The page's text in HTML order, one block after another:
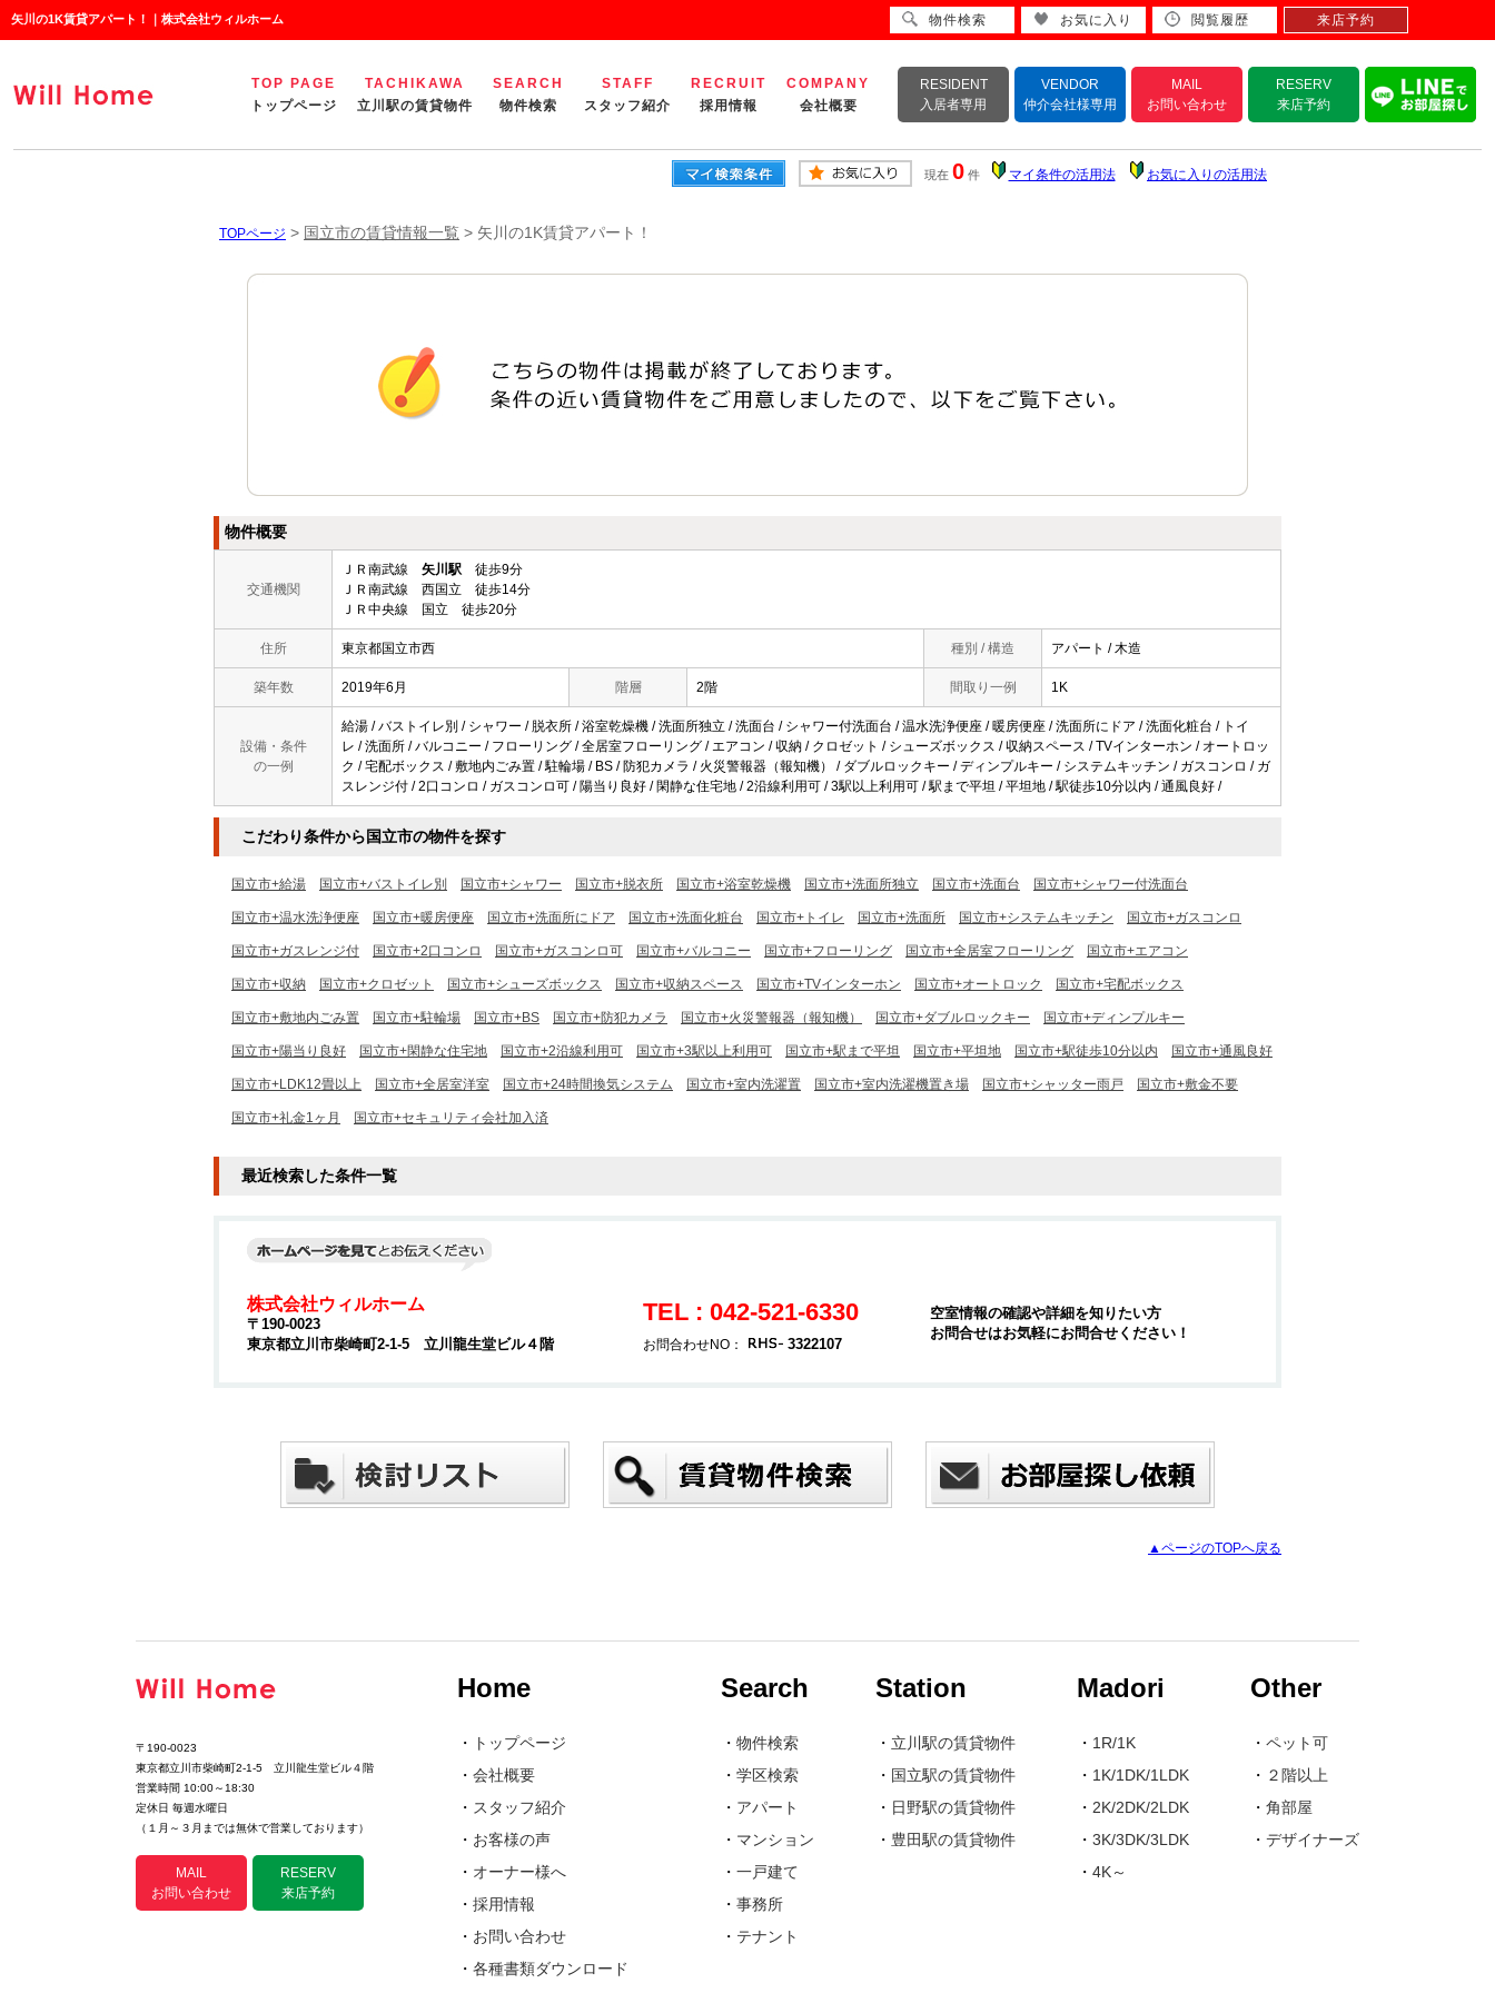
矢川の1K賃貸アパート！｜株式会社ウィルホーム
TOP PAGE
トップページ
TACHIKAWA
立川駅の賃貸物件
SEARCH
物件検索
STAFF
スタッフ紹介
RECRUIT
採用情報
COMPANY
会社概要
RESIDENT
入居者専用
VENDOR
仲介会社様専用
MAIL
お問い合わせ
RESERV
来店予約
現在 0 件 マイ条件の活用法 お気に入りの活用法
TOPページ > 国立市の賃貸情報一覧 > 矢川の1K賃貸アパート！
物件概要
交通機関
ＪＲ南武線 矢川駅 徒歩9分
ＪＲ南武線 西国立 徒歩14分
ＪＲ中央線 国立 徒歩20分
住所 東京都国立市西 種別 / 構造 アパート / 木造
築年数 2019年6月 階層 2階 間取り一例 1K
設備・条件
の一例
給湯 / バストイレ別 / シャワー / 脱衣所 / 浴室乾燥機 / 洗面所独立 / 洗面台 / シャワー付洗面台 / 温水洗浄便座 / 暖房便座 / 洗面所にドア / 洗面化粧台 / トイ
レ / 洗面所 / バルコニー / フローリング / 全居室フローリング / エアコン / 収納 / クロゼット / シューズボックス / 収納スペース / TVインターホン / オートロッ
ク / 宅配ボックス / 敷地内ごみ置 / 駐輪場 / BS / 防犯カメラ / 火災警報器（報知機） / ダブルロックキー / ディンプルキー / システムキッチン / ガスコンロ / ガ
スレンジ付 / 2口コンロ / ガスコンロ可 / 陽当り良好 / 閑静な住宅地 / 2沿線利用可 / 3駅以上利用可 / 駅まで平坦 / 平坦地 / 駅徒歩10分以内 / 通風良好 /
こだわり条件から国立市の物件を探す
国立市+給湯 国立市+バストイレ別 国立市+シャワー 国立市+脱衣所 国立市+浴室乾燥機 国立市+洗面所独立 国立市+洗面台 国立市+シャワー付洗面台
国立市+温水洗浄便座 国立市+暖房便座 国立市+洗面所にドア 国立市+洗面化粧台 国立市+トイレ 国立市+洗面所 国立市+システムキッチン 国立市+ガスコンロ
国立市+ガスレンジ付 国立市+2口コンロ 国立市+ガスコンロ可 国立市+バルコニー 国立市+フローリング 国立市+全居室フローリング 国立市+エアコン
国立市+収納 国立市+クロゼット 国立市+シューズボックス 国立市+収納スペース 国立市+TVインターホン 国立市+オートロック 国立市+宅配ボックス
国立市+敷地内ごみ置 国立市+駐輪場 国立市+BS 国立市+防犯カメラ 国立市+火災警報器（報知機） 国立市+ダブルロックキー 国立市+ディンプルキー
国立市+陽当り良好 国立市+閑静な住宅地 国立市+2沿線利用可 国立市+3駅以上利用可 国立市+駅まで平坦 国立市+平坦地 国立市+駅徒歩10分以内 国立市+通風良好
国立市+LDK12畳以上 国立市+全居室洋室 国立市+24時間換気システム 国立市+室内洗濯置 国立市+室内洗濯機置き場 国立市+シャッター雨戸 国立市+敷金不要
国立市+礼金1ヶ月 国立市+セキュリティ会社加入済
最近検索した条件一覧
株式会社ウィルホーム
〒190-0023
東京都立川市柴崎町2-1-5 立川龍生堂ビル４階
TEL : 042-521-6330
お問合わせNO： 3322107
空室情報の確認や詳細を知りたい方
お問合せはお気軽にお問合せください！
▲ページのTOPへ戻る
〒190-0023
東京都立川市柴崎町2-1-5 立川龍生堂ビル４階
営業時間 10:00～18:30
定休日 毎週水曜日
（１月～３月までは無休で営業しております）
MAIL
お問い合わせ
RESERV
来店予約
Home
・
トップページ
・ 会社概要
・ スタッフ紹介
・ お客様の声
・ オーナー様へ
・ 採用情報
・ お問い合わせ
・ 各種書類ダウンロード
Search
・ 物件検索
・ 学区検索
・ アパート
・ マンション
・ 一戸建て
・ 事務所
・ テナント
Station
・ 立川駅の賃貸物件
・ 国立駅の賃貸物件
・ 日野駅の賃貸物件
・ 豊田駅の賃貸物件
Madori
・ 1R/1K
・ 1K/1DK/1LDK
・ 2K/2DK/2LDK
・ 3K/3DK/3LDK
・ 4K～
Other
・ ペット可
・ ２階以上
・ 角部屋
・ デザイナーズ
物件検索 お気に入り 閲覧履歴 来店予約